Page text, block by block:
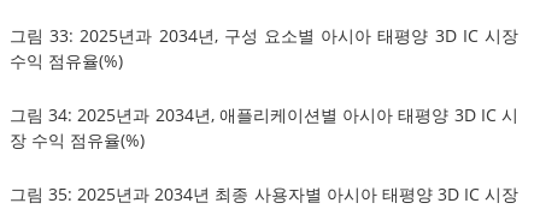
그림 33: 2025년과 2034년, 구성 요소별 아시아 태평양 3D IC 시장
수익 점유율(%)
그림 34: 2025년과 2034년, 애플리케이션별 아시아 태평양 3D IC 시
장 수익 점유율(%)
그림 35: 2025년과 2034년 최종 사용자별 아시아 태평양 3D IC 시장